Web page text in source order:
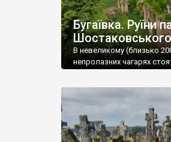
Бугаївка. Руїни
Шостаковського
В невеликому (близько
непролазних чагарях
потім клуб, ще пізніше –
століття тут розмістили
палацу виїхала лікарня